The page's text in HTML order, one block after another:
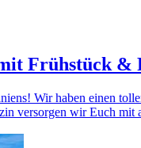
Frühstück &
Wir haben einen
versorgen wir Euch